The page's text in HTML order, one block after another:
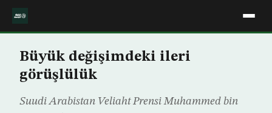
Büyük değişimdeki ileri
görüşlülük
Suudi Arabistan Veliaht Prensi Muhammed bin